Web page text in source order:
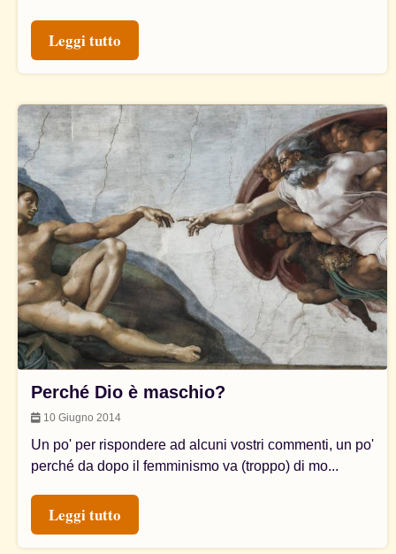
Leggi tutto
Perché Dio è maschio?
10 Giugno 2014
Un po' per rispondere ad alcuni vostri commenti, un po'
perché da dopo il femminismo va (troppo) di mo...
Leggi tutto